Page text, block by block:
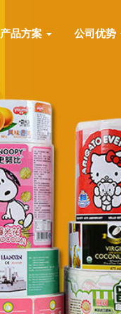
产品方案 公司优势